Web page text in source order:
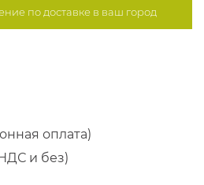
подоставке в ваш город
оплата)
и без)